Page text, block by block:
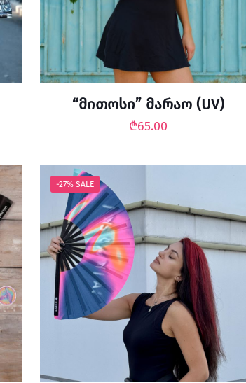
“მითოსი” მარაო (UV)
₾65.00
-27% SALE